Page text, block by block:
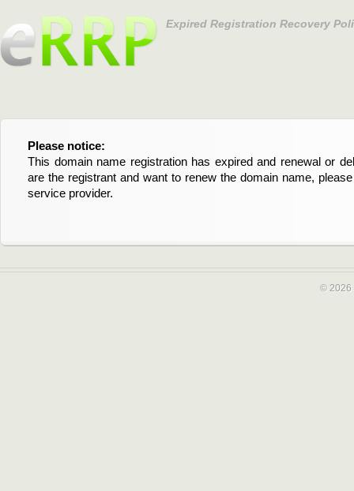
Expired Registration Recovery
Please notice:
This domain name registration has expired and renewal or
are the registrant and want to renew the domain name,
service provider.
Bitte beachten Sie:
Diese Domainregistrierung ist abgelaufen und die
Domain stehen an. Wenn Sie der Registrant sind und
verlängern möchten, kontaktieren Sie bitte Ihren Service-
© 2026